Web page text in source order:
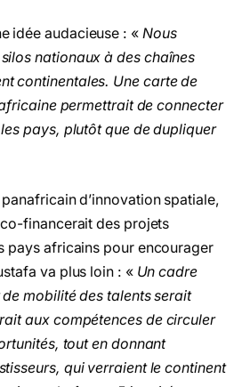
idée audacieuse : « Nous
nationaux à des chaînes
continentales. Une carte de
permettrait de connecter
pays, plutôt que de dupliquer
d’innovation spatiale,
financerait des projets
pays africains pour encourager
va plus loin : « Un cadre
de mobilité des talents serait
aux compétences de circuler
tout en donnant
qui verraient le continent